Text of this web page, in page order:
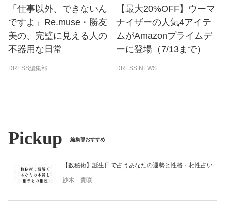
「仕事以外、できないん
ですよ」Re.muse・勝友
美の、完璧に見える人の
不器用な日常
DRESS編集部
【最大20%OFF】ウーマ
ナイザーの人気4アイテ
ムがAmazonプライムデ
ーに登場（7/13まで）
DRESS NEWS
Pickup 編集部おすすめ
【数秘術】誕生日で占うあなたの運勢と性格・相性占い
沙木 貴咲